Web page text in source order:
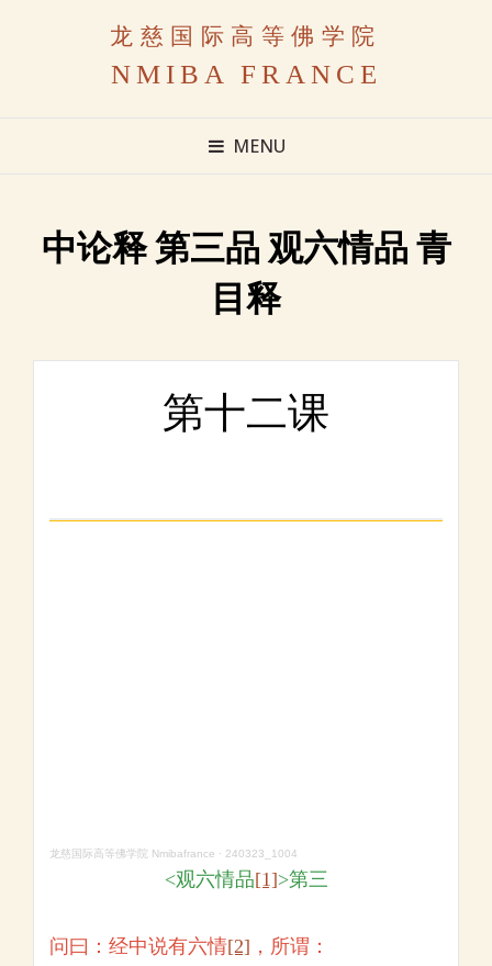
龙慈国际高等佛学院
NMIBA FRANCE
MENU
中论释 第三品 观六情品 青
目释
第十二课
龙慈国际高等佛学院 Nmibafrance · 240323_1004
<观六情品[1]>第三
问曰：经中说有六情[2] ，所谓：